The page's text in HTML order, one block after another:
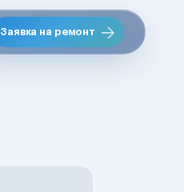
Заявка на ремонт